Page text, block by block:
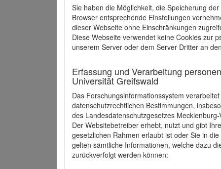
Sie haben die Möglichkeit, die Speicherung
Browser entsprechende Einstellungen
dieser Webseite ohne Einschränkungen
Diese Webseite verwendet keine Cookies zur
unserem Server oder dem Server Dritter an
Erfassung und Verarbeitung
Universität Greifswald
Das Forschungsinformationssystem
datenschutzrechtlichen Bestimmungen,
des Landesdatenschutzgesetzes
Der Websitebetreiber erhebt, nutzt und gibt
gesetzlichen Rahmen erlaubt ist oder Sie in
gelten sämtliche Informationen, welche dazu
zurückverfolgt werden können: